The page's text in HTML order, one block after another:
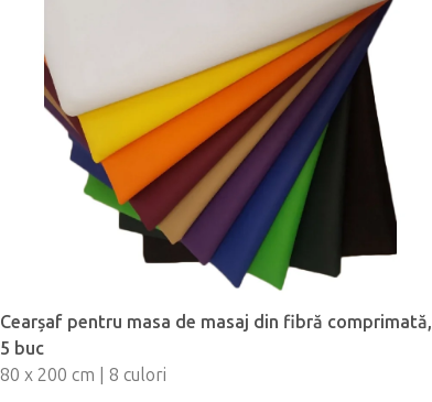
Cearşaf pentru masa de masaj din fibră comprimată,
5 buc
80 x 200 cm | 8 culori